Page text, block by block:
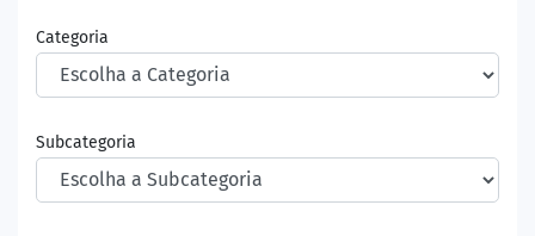
Categoria
Subcategoria